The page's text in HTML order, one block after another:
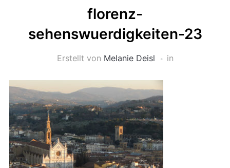
florenz-
sehenswuerdigkeiten-23
Erstellt von Melanie Deisl in